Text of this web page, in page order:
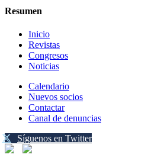
Resumen
Inicio
Revistas
Congresos
Noticias
Calendario
Nuevos socios
Contactar
Canal de denuncias
Síguenos en Twitter